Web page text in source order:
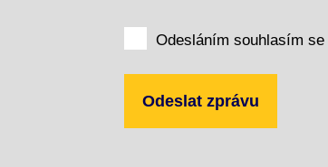
Odesláním souhlasím se